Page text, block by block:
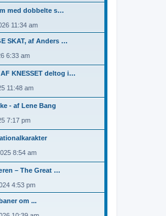
med dobbelte s…
11:34 am
SKAT, af Anders …
6:33 am
AF KNESSET deltog i…
11:48 am
- af Lene Bang
7:17 pm
8:54 am
– The Great …
4:53 pm
om ...